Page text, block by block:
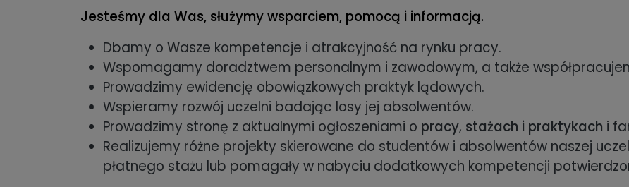
Jesteśmy dla Was, służymy wsparciem, pomocą i informacją.
Dbamy o Wasze kompetencje i atrakcyjność na rynku pracy.
Wspomagamy doradztwem personalnym i zawodowym, a także
Prowadzimy ewidencję obowiązkowych praktyk lądowych.
Wspieramy rozwój uczelni badając losy jej absolwentów.
Prowadzimy stronę z aktualnymi ogłoszeniami o pracy, stażach i praktykach i
Realizujemy różne projekty skierowane do studentów i absolwentów naszej
płatnego stażu lub pomagały w nabyciu dodatkowych kompetencji